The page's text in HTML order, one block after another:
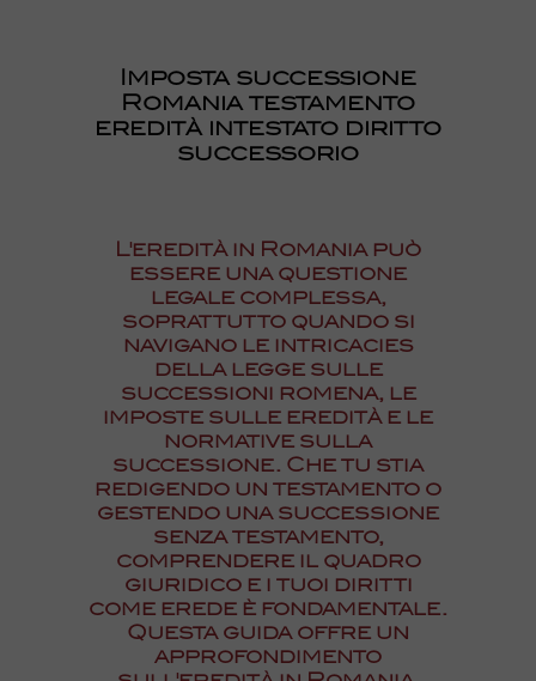
Imposta successione
Romania testamento
eredità intestato diritto
successorio
L'eredità in Romania può
essere una questione
legale complessa,
soprattutto quando si
navigano le intricacies
della legge sulle
successioni romena, le
imposte sulle eredità e le
normative sulla
successione. Che tu stia
redigendo un testamento o
gestendo una successione
senza testamento,
comprendere il quadro
giuridico e i tuoi diritti
come erede è fondamentale.
Questa guida offre un
approfondimento